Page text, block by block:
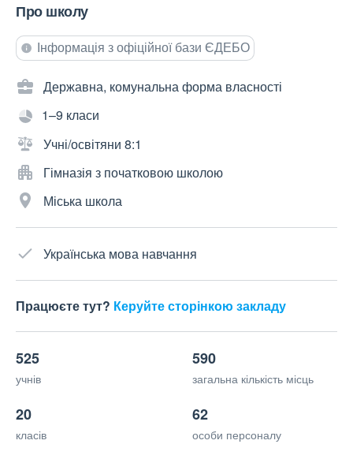
Про школу
Інформація з офіційної бази ЄДЕБО
Державна, комунальна форма власності
1–9 класи
Учні/освітяни 8:1
Гімназія з початковою школою
Міська школа
Українська мова навчання
Працюєте тут? Керуйте сторінкою закладу
525
учнів
590
загальна кількість місць
20
класів
62
особи персоналу